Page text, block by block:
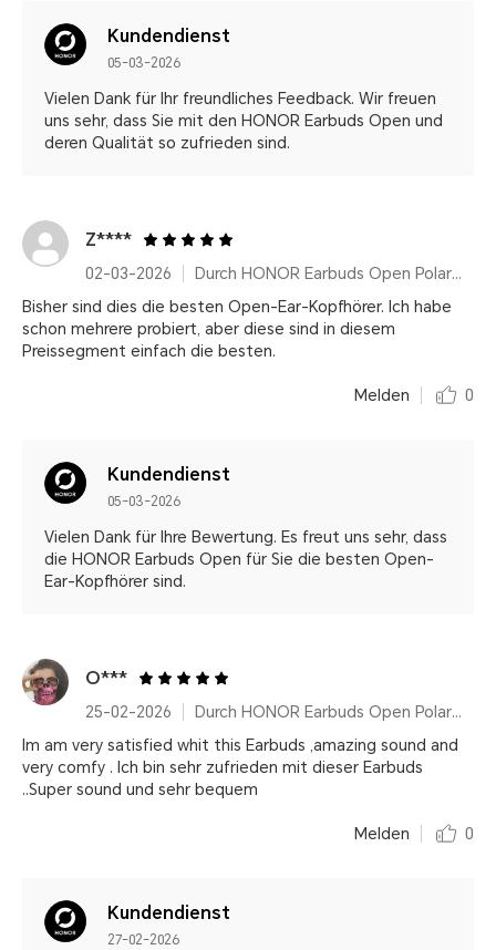
Kundendienst
05-03-2026
Vielen Dank für Ihr freundliches Feedback. Wir freuen
uns sehr, dass Sie mit den HONOR Earbuds Open und
deren Qualität so zufrieden sind.
Z****
02-03-2026
Durch HONOR Earbuds Open Polar Gold
Bisher sind dies die besten Open-Ear-Kopfhörer. Ich habe
schon mehrere probiert, aber diese sind in diesem
Preissegment einfach die besten.
Melden 0
Kundendienst
05-03-2026
Vielen Dank für Ihre Bewertung. Es freut uns sehr, dass
die HONOR Earbuds Open für Sie die besten Open-
Ear-Kopfhörer sind.
O***
25-02-2026
Durch HONOR Earbuds Open Polar Gold
Im am very satisfied whit this Earbuds ,amazing sound and
very comfy . Ich bin sehr zufrieden mit dieser Earbuds
..Super sound und sehr bequem
Melden 0
Kundendienst
27-02-2026